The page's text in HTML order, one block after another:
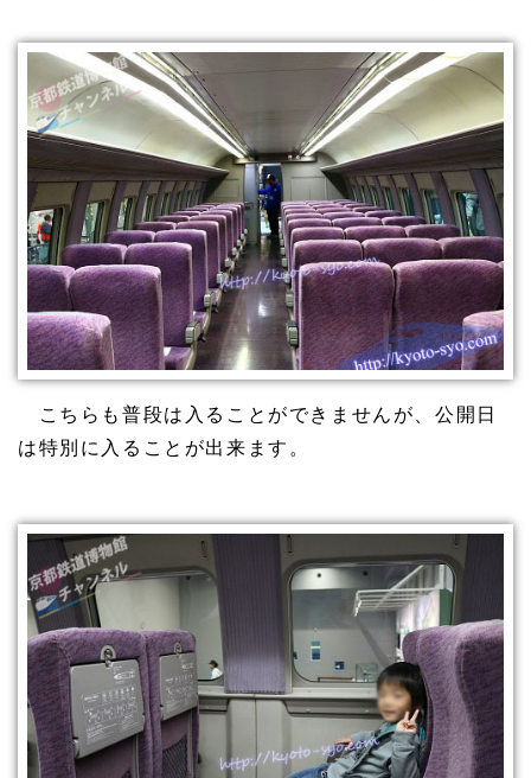
こちらも普段は入ることができませんが、公開日
は特別に入ることが出来ます。